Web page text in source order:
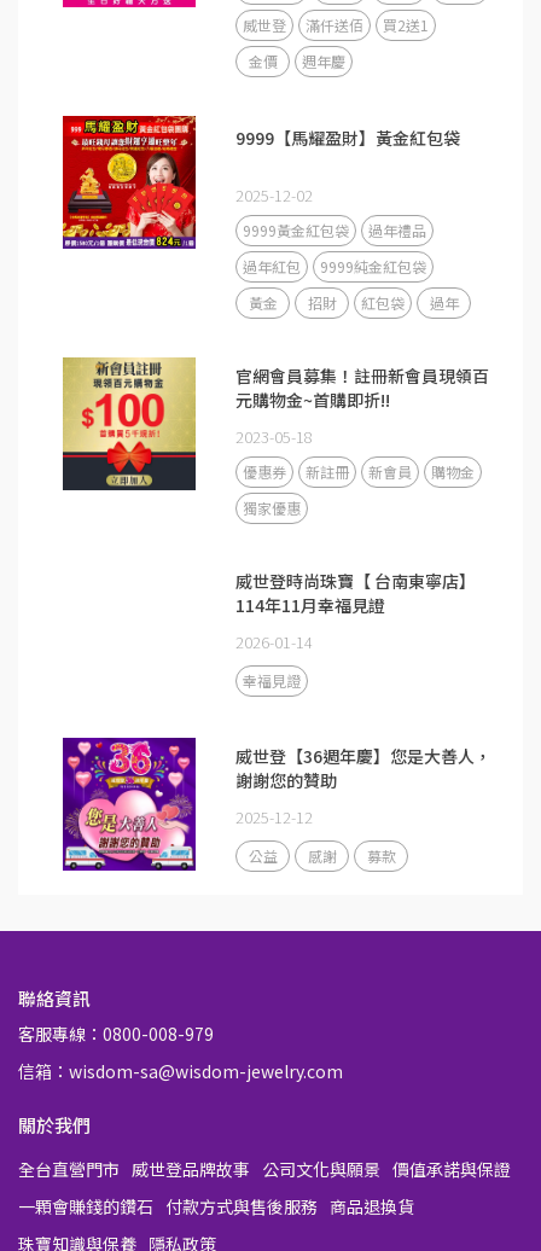
威世登
滿仟送佰
買2送1
金價
週年慶
9999【馬耀盈財】黃金紅包袋
2025-12-02
9999黃金紅包袋
過年禮品
過年紅包
9999純金紅包袋
黃金
招財 紅包袋 過年
官網會員募集！註冊新會員現領百
元購物金~首購即折!!
2023-05-18
優惠券 新註冊 新會員
購物金
獨家優惠
威世登時尚珠寶【 台南東寧店】
114年11月幸福見證
2026-01-14
幸福見證
威世登【36週年慶】您是大善人，
謝謝您的贊助
2025-12-12
公益 感謝 募款
聯絡資訊
客服專線：0800-008-979
信箱：wisdom-sa@wisdom-jewelry.com
關於我們
全台直營門市 威世登品牌故事 公司文化與願景 價值承諾與保證
一顆會賺錢的鑽石 付款方式與售後服務 商品退換貨
珠寶知識與保養 隱私政策